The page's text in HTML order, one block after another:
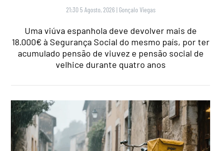
21:30 5 Agosto, 2026 | Gonçalo Viegas
Uma viúva espanhola deve devolver mais de
18.000€ à Segurança Social do mesmo país, por ter
acumulado pensão de viuvez e pensão social de
velhice durante quatro anos